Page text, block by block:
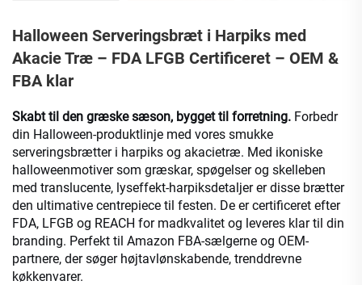
Halloween Serveringsbræt i Harpiks med
Akacie Træ – FDA LFGB Certificeret – OEM &
FBA klar
Skabt til den græske sæson, bygget til forretning. Forbedr
din Halloween-produktlinje med vores smukke
serveringsbrætter i harpiks og akacietræ. Med ikoniske
halloweenmotiver som græskar, spøgelser og skelleben
med translucente, lyseffekt-harpiksdetaljer er disse brætter
den ultimative centrepiece til festen. De er certificeret efter
FDA, LFGB og REACH for madkvalitet og leveres klar til din
branding. Perfekt til Amazon FBA-sælgerne og OEM-
partnere, der søger højtavlønskabende, trenddrevne
køkkenvarer.